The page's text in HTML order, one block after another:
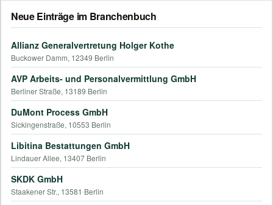
Neue Einträge im Branchenbuch
Allianz Generalvertretung Holger Kothe
Buckower Damm, 12349 Berlin
AVP Arbeits- und Personalvermittlung GmbH
Berliner Straße, 13189 Berlin
DuMont Process GmbH
Sickingenstraße, 10553 Berlin
Libitina Bestattungen GmbH
Lindauer Allee, 13407 Berlin
SKDK GmbH
Staakener Str., 13581 Berlin